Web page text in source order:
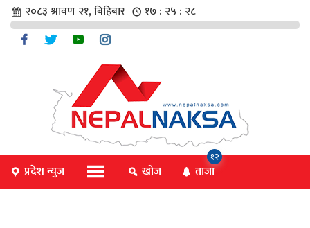
२०८३ श्रावण २१, बिहिबार १७ : २५ : २९
प्रदेश न्युज खोज ताजा
१२